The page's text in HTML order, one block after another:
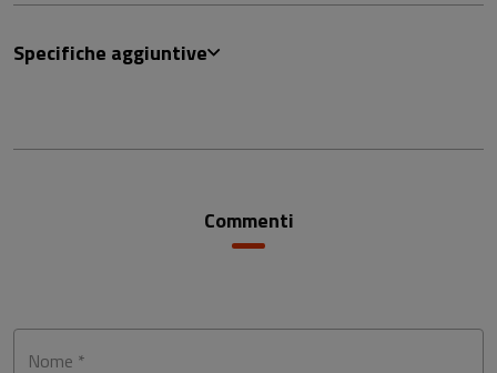
Specifiche aggiuntive
Commenti
Nome *